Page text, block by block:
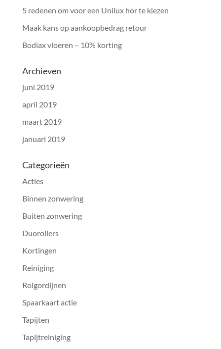
5 redenen om voor een Unilux hor te kiezen
Maak kans op aankoopbedrag retour
Bodiax vloeren – 10% korting
Archieven
juni 2019
april 2019
maart 2019
januari 2019
Categorieën
Acties
Binnen zonwering
Buiten zonwering
Duorollers
Kortingen
Reiniging
Rolgordijnen
Spaarkaart actie
Tapijten
Tapijtreiniging